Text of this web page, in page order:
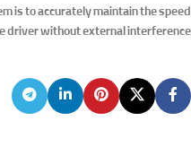
is to accurately maintain the speed
driver without external interference.